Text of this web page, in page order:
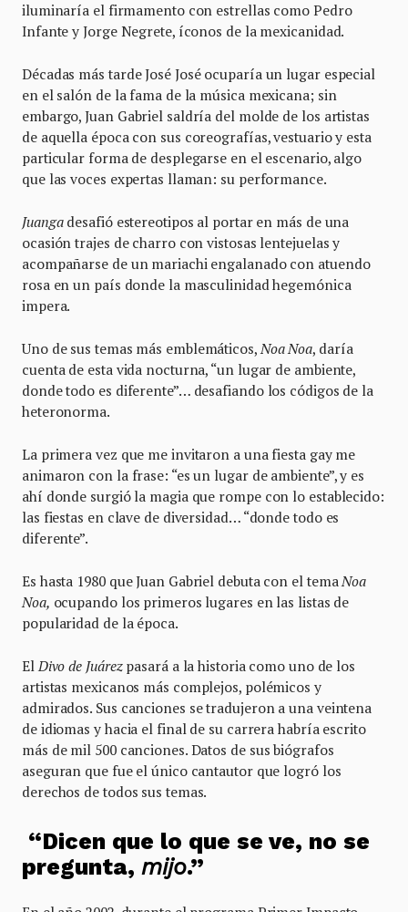
iluminaría el firmamento con estrellas como Pedro
Infante y Jorge Negrete, íconos de la mexicanidad.
Décadas más tarde José José ocuparía un lugar especial
en el salón de la fama de la música mexicana; sin
embargo, Juan Gabriel saldría del molde de los artistas
de aquella época con sus coreografías, vestuario y esta
particular forma de desplegarse en el escenario, algo
que las voces expertas llaman: su performance.
Juanga desafió estereotipos al portar en más de una
ocasión trajes de charro con vistosas lentejuelas y
acompañarse de un mariachi engalanado con atuendo
rosa en un país donde la masculinidad hegemónica
impera.
Uno de sus temas más emblemáticos,Noa Noa, daría
cuenta de esta vida nocturna, “un lugar de ambiente,
donde todo es diferente”… desafiando los códigos de la
heteronorma.
La primera vez que me invitaron a una fiesta gay me
animaron con la frase: “es un lugar de ambiente”, y es
ahí donde surgió la magia que rompe con lo establecido:
las fiestas en clave de diversidad… “donde todo es
diferente”.
Es hasta 1980 que Juan Gabriel debuta con el temaNoa
Noa, ocupando los primeros lugares en las listas de
popularidad de la época.
ElDivo de Juárezpasará a la historia como uno de los
artistas mexicanos más complejos, polémicos y
admirados. Sus canciones se tradujeron a una veintena
de idiomas y hacia el final de su carrera habría escrito
más de mil 500 canciones. Datos de sus biógrafos
aseguran que fue el único cantautor que logró los
derechos de todos sus temas.
“Dicen que lo que se ve, no se
pregunta, mijo.”